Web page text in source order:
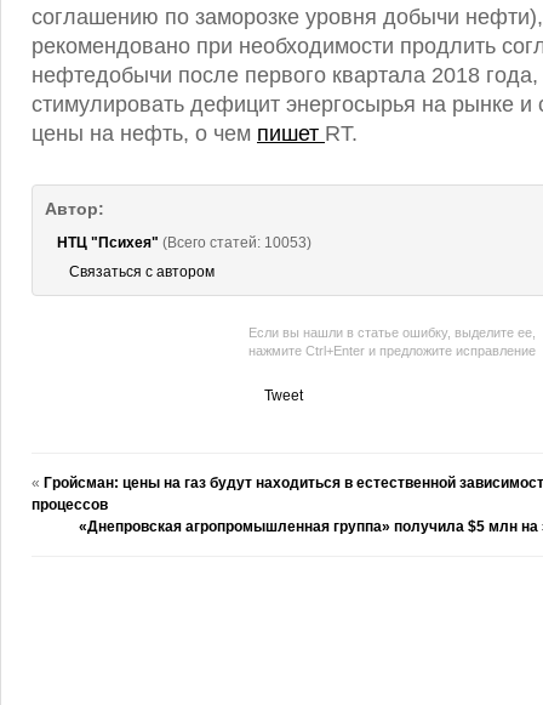
соглашению по заморозке уровня добычи
рекомендовано при необходимости продлить
нефтедобычи после первого квартала 2018
стимулировать дефицит энергосырья на рынке и
цены на нефть, о чем пишет RT.
Автор:
НТЦ "Психея" (Всего статей: 10053)
Связаться с автором
Если вы нашли в статье ошибку, выделите ее,
нажмите Ctrl+Enter и предложите исправление
Tweet
« Гройсман: цены на газ будут находиться в естественной
процессов
«Днепровская агропромышленная группа» получила $5 млн на